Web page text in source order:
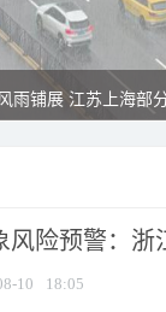
雨铺展 江苏上海部
风险预警：浙
10 18:05